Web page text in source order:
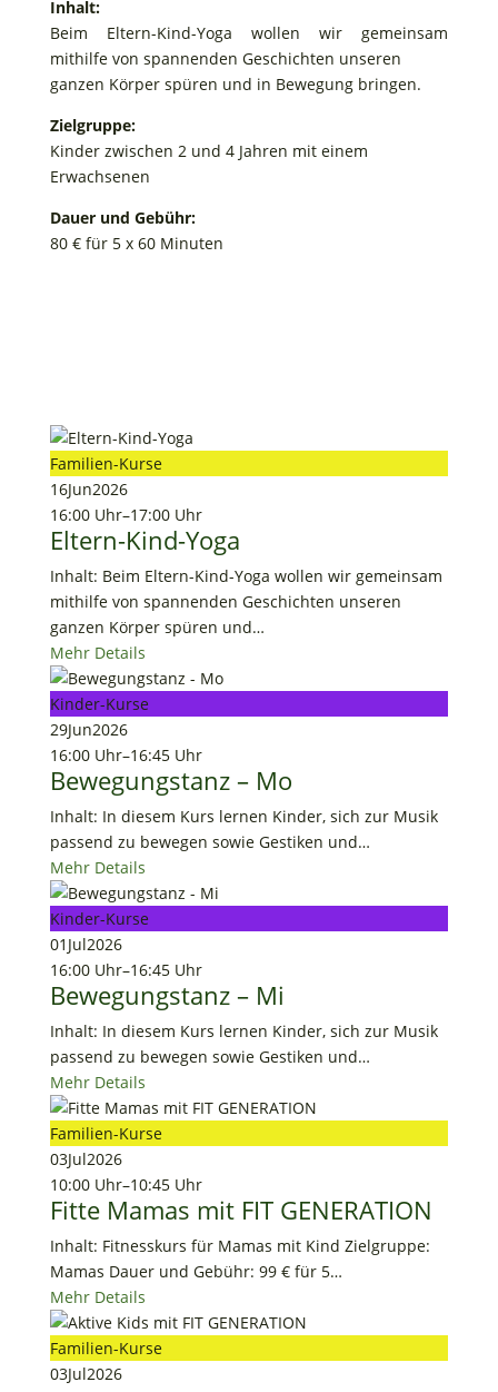
Inhalt:
Beim Eltern-Kind-Yoga wollen wir gemeinsam
mithilfe von spannenden Geschichten unseren
ganzen Körper spüren und in Bewegung bringen.
Zielgruppe:
Kinder zwischen 2 und 4 Jahren mit einem
Erwachsenen
Dauer und Gebühr:
80 € für 5 x 60 Minuten
Familien-Kurse
16Jun2026
16:00 Uhr–17:00 Uhr
Eltern-Kind-Yoga
Inhalt: Beim Eltern-Kind-Yoga wollen wir gemeinsam
mithilfe von spannenden Geschichten unseren
ganzen Körper spüren und…
Mehr Details
Kinder-Kurse
29Jun2026
16:00 Uhr–16:45 Uhr
Bewegungstanz – Mo
Inhalt: In diesem Kurs lernen Kinder, sich zur Musik
passend zu bewegen sowie Gestiken und…
Mehr Details
Kinder-Kurse
01 Jul2026
16:00 Uhr–16:45 Uhr
Bewegungstanz – Mi
Inhalt: In diesem Kurs lernen Kinder, sich zur Musik
passend zu bewegen sowie Gestiken und…
Mehr Details
Familien-Kurse
03Jul2026
10:00 Uhr–10:45 Uhr
Fitte Mamas mit FIT GENERATION
Inhalt: Fitnesskurs für Mamas mit Kind Zielgruppe:
Mamas Dauer und Gebühr: 99 € für 5…
Mehr Details
Familien-Kurse
03Jul2026